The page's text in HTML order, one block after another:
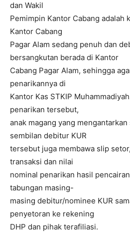
dan Wakil
Pemimpin Kantor Cabang adalah
Kantor Cabang
Pagar Alam sedang penuh dan
bersangkutan berada di Kantor
Cabang Pagar Alam, sehingga
penarikannya di
Kantor Kas STKIP
penarikan tersebut,
anak magang yang
sembilan debitur KUR
tersebut juga membawa slip
transaksi dan nilai
nominal penarikan hasil
tabungan masing-
masing debitur/nominee KUR
penyetoran ke rekening
DHP dan pihak terafiliasi.